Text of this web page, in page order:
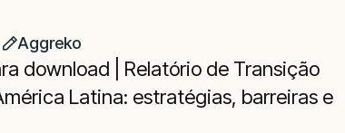
Aggreko
download | Relatório de Transição
Latina: estratégias, barreiras e